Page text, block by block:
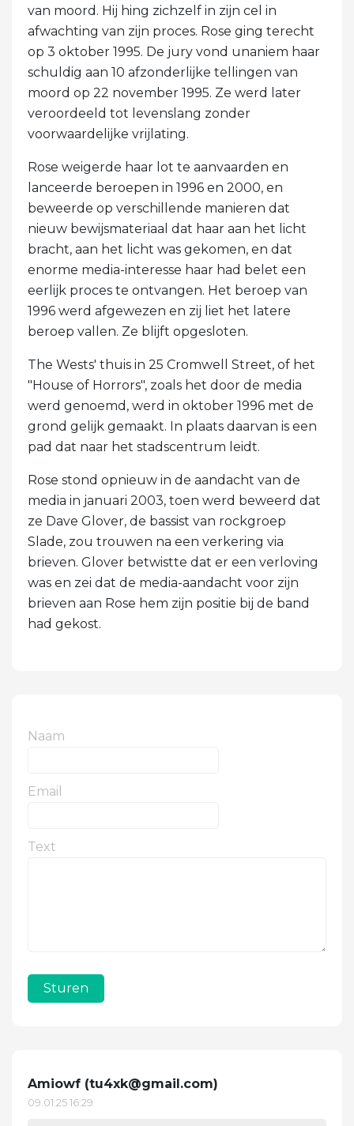
van moord. Hij hing zichzelf in zijn cel in
afwachting van zijn proces. Rose ging terecht
op 3 oktober 1995. De jury vond unaniem haar
schuldig aan 10 afzonderlijke tellingen van
moord op 22 november 1995. Ze werd later
veroordeeld tot levenslang zonder
voorwaardelijke vrijlating.
Rose weigerde haar lot te aanvaarden en
lanceerde beroepen in 1996 en 2000, en
beweerde op verschillende manieren dat
nieuw bewijsmateriaal dat haar aan het licht
bracht, aan het licht was gekomen, en dat
enorme media-interesse haar had belet een
eerlijk proces te ontvangen. Het beroep van
1996 werd afgewezen en zij liet het latere
beroep vallen. Ze blijft opgesloten.
The Wests' thuis in 25 Cromwell Street, of het
"House of Horrors", zoals het door de media
werd genoemd, werd in oktober 1996 met de
grond gelijk gemaakt. In plaats daarvan is een
pad dat naar het stadscentrum leidt.
Rose stond opnieuw in de aandacht van de
media in januari 2003, toen werd beweerd dat
ze Dave Glover, de bassist van rockgroep
Slade, zou trouwen na een verkering via
brieven. Glover betwistte dat er een verloving
was en zei dat de media-aandacht voor zijn
brieven aan Rose hem zijn positie bij de band
had gekost.
Naam
Email
Text
Sturen
Amiowf (tu4xk@gmail.com)
09.01.25 16:29